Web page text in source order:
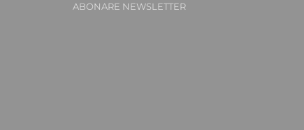
ABONARE NEWSLETTER